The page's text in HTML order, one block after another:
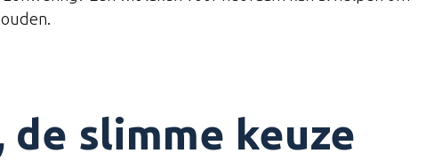
slimme keuze